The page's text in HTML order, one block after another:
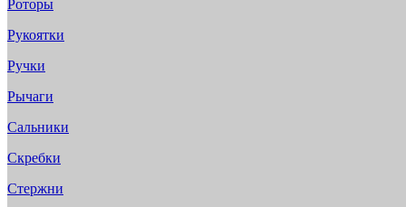
Роторы
Рукоятки
Ручки
Рычаги
Сальники
Скребки
Стержни